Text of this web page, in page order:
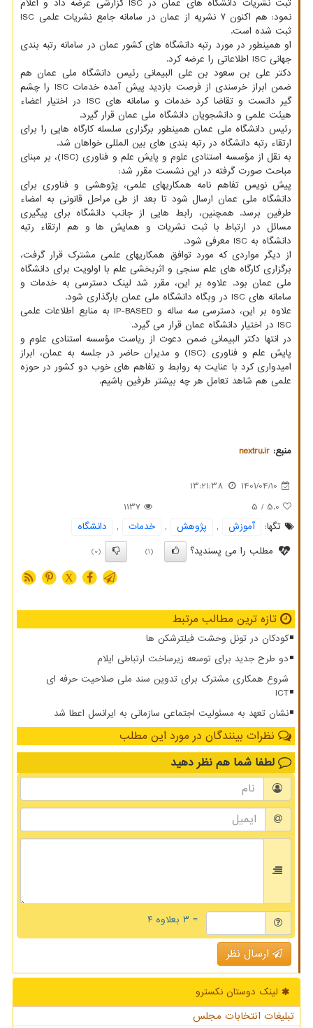
ثبت نشریات دانشگاه های عمان در ISC گزارشی عرضه داد و اعلام
نمود: هم اکنون ۷ نشریه از عمان در سامانه جامع نشریات علمی ISC
ثبت شده است.
او همینطور در مورد رتبه دانشگاه های کشور عمان در سامانه رتبه بندی
جهانی ISC اطلاعاتی را عرضه کرد.
دکتر علی بن سعود بن علی البیمانی رئیس دانشگاه ملی عمان هم
ضمن ابراز خرسندی از فرصت بازدید پیش آمده خدمات ISC را چشم
گیر دانست و تقاضا کرد خدمات و سامانه های ISC در اختیار اعضاء
هیئت علمی و دانشجویان دانشگاه ملی عمان قرار گیرد.
رئیس دانشگاه ملی عمان همینطور برگزاری سلسله کارگاه هایی را برای
ارتقاء رتبه دانشگاه در رتبه بندی های بین المللی خواهان شد.
به نقل از مؤسسه استنادی علوم و پایش علم و فناوری (ISC)، بر مبنای
مباحث صورت گرفته در این نشست مقرر شد:
پیش نویس تفاهم نامه همکاریهای علمی، پژوهشی و فناوری برای
دانشگاه ملی عمان ارسال شود تا بعد از طی مراحل قانونی به امضاء
طرفین برسد. همچنین، رابط هایی از جانب دانشگاه برای پیگیری
مسائل در ارتباط با ثبت نشریات و همایش ها و هم ارتقاء رتبه
دانشگاه به ISC معرفی شود.
از دیگر مواردی که مورد توافق همکاریهای علمی مشترک قرار گرفت،
برگزاری کارگاه های علم سنجی و اثربخشی علم با اولویت برای دانشگاه
ملی عمان بود. علاوه بر این، مقرر شد لینک دسترسی به خدمات و
سامانه های ISC در وبگاه دانشگاه ملی عمان بارگذاری شود.
علاوه بر این، دسترسی سه ساله و IP-BASED به منابع اطلاعات علمی
ISC در اختیار دانشگاه عمان قرار می گیرد.
در انتها دکتر البیمانی ضمن دعوت از ریاست مؤسسه استنادی علوم و
پایش علم و فناوری (ISC) و مدیران حاضر در جلسه به عمان، ابراز
امیدواری کرد با عنایت به روابط و تفاهم های خوب دو کشور در حوزه
علمی هم شاهد تعامل هر چه بیشتر طرفین باشیم.
منبع: nextru.ir
1401/04/10
13:21:38
5.0
/ 5
1137
تگها:
آموزش , پژوهش , خدمات ,
دانشگاه
مطلب را می پسندید؟
(1)
(0)
X
تازه ترین مطالب مرتبط
کودکان در تونل وحشت فیلترشکن ها
دو طرح جدید برای توسعه زیرساخت ارتباطی ایلام
شروع همکاری مشترک برای تدوین سند ملی صلاحیت حرفه ای
ICT
نشان تعهد به مسئولیت اجتماعی سازمانی به ایرانسل اعطا شد
نظرات بینندگان در مورد این مطلب
لطفا شما هم نظر دهید
= ۳ بعلاوه ۴
ارسال نظر
لینک دوستان نكسترو
تبلیغات انتخابات مجلس